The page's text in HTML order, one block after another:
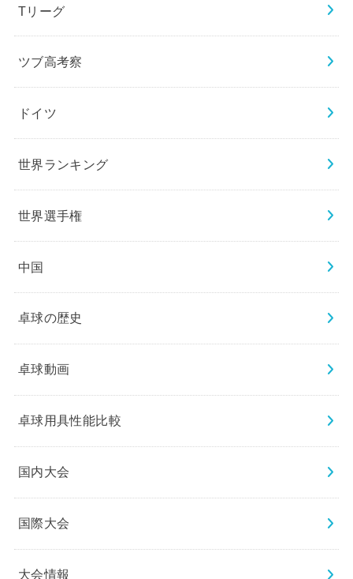
Tリーグ
ツブ高考察
ドイツ
世界ランキング
世界選手権
中国
卓球の歴史
卓球動画
卓球用具性能比較
国内大会
国際大会
大会情報